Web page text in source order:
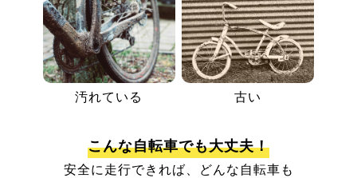
汚れている 古い
こんな自転車でも大丈夫！
安全に走行できれば、どんな自転車も